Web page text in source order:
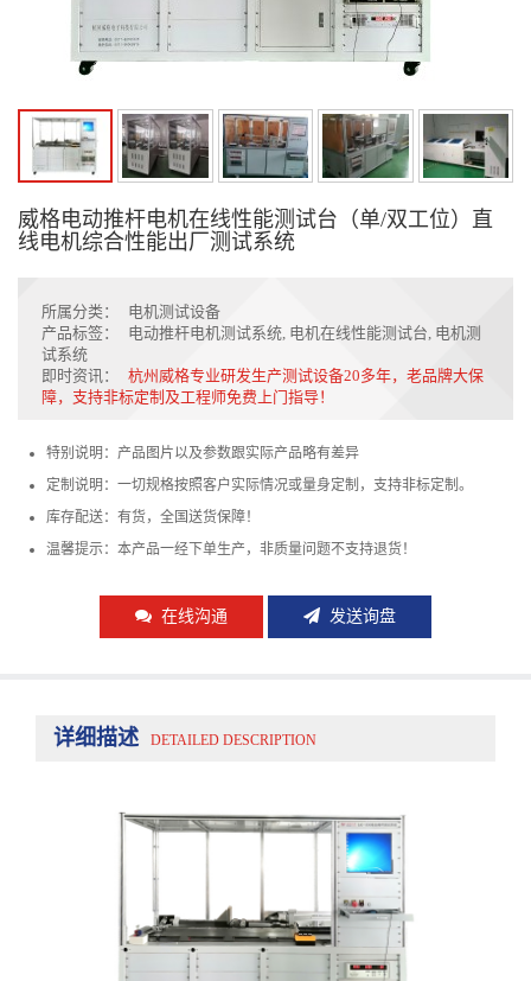
威格电动推杆电机在线性能测试台（单/双工位）直
线电机综合性能出厂测试系统
所属分类：
电机测试设备
产品标签：
电动推杆电机测试系统, 电机在线性能测试台, 电机测
试系统
即时资讯：
杭州威格专业研发生产测试设备20多年，老品牌大保
障，支持非标定制及工程师免费上门指导！
特别说明：产品图片以及参数跟实际产品略有差异
定制说明：一切规格按照客户实际情况或量身定制，支持非标定制。
库存配送：有货，全国送货保障！
温馨提示：本产品一经下单生产，非质量问题不支持退货！
在线沟通 发送询盘
详细描述 DETAILED DESCRIPTION